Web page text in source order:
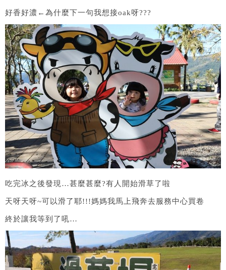
好香好濃←為什麼下一句我想接oak呀???
吃完冰之後發現…甚麼甚麼?有人開始滑草了啦
天呀天呀~可以滑了耶!!!媽媽我馬上飛奔去服務中心買卷
終於讓我等到了吼…